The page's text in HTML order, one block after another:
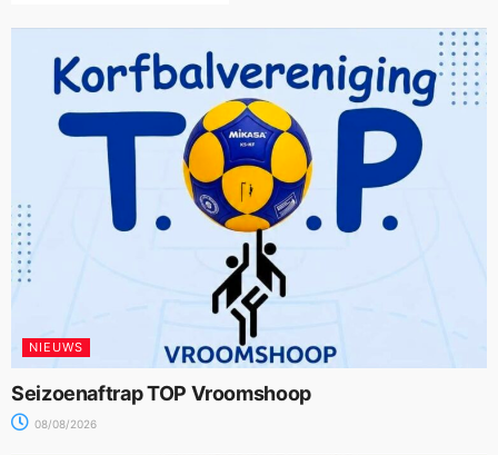
NIEUWS
Seizoenaftrap TOP Vroomshoop
08/08/2026